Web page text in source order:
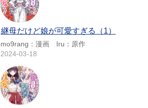
継母だけど娘が可愛すぎる（1）
mo9rang：漫画 Iru：原作
2024-03-18